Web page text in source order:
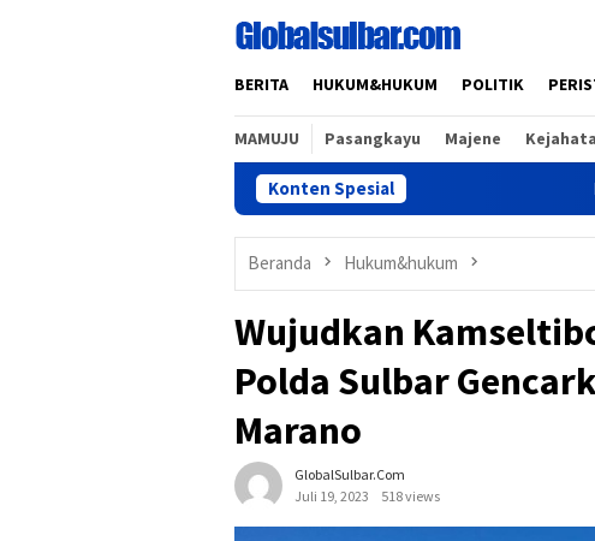
BERITA HUKUM&HUKUM POLITIK
MAMUJU Pasangkayu Majene
Konten Spesial Pastikan
Beranda Hukum&hukum
Wujudkan
Polda Sulbar
Marano
GlobalSulbar.com
Juli 19, 2023
518 views